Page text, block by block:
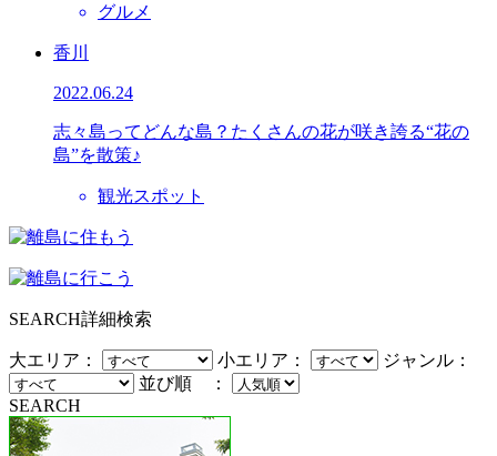
グルメ
香川
2022.06.24
志々島ってどんな島？たくさんの花が咲き誇る“花の
島”を散策♪
観光スポット
SEARCH詳細検索
大エリア： 小エリア：
ジャンル：
並び順 ：
SEARCH